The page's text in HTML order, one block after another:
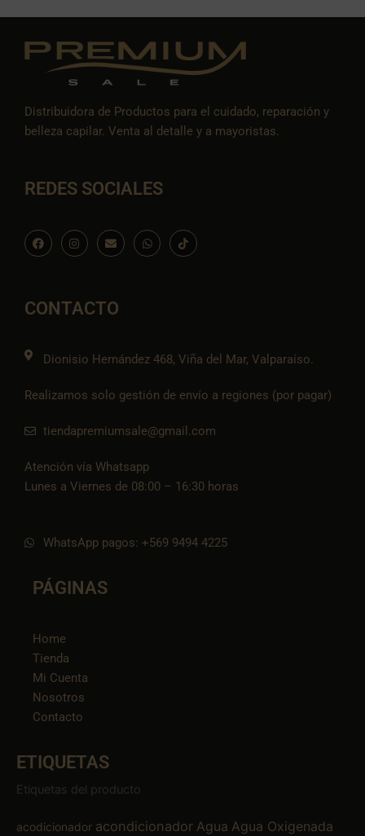
Distribuidora de Productos para el cuidado, reparación y
belleza capilar. Venta al detalle y a mayoristas.
REDES SOCIALES
F
a
c
o
k
I
n
s
r
a
E
n
v
p
e
W
h
a
I
c
o
CONTACTO
Dionisio Hernández 468, Viña del Mar, Valparaíso.
Realizamos solo gestión de envío a regiones (por pagar)
tiendapremiumsale@gmail.com
Atención vía Whatsapp
Lunes a Viernes de 08:00 – 16:30 horas
WhatsApp pagos: +569 9494 4225
PÁGINAS
Home
Tienda
Mi Cuenta
Nosotros
Contacto
ETIQUETAS
Etiquetas del producto
acodicionador acondicionador Agua Agua Oxigenada